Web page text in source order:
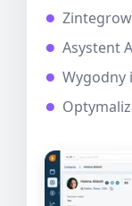
Asystent
Wygodny